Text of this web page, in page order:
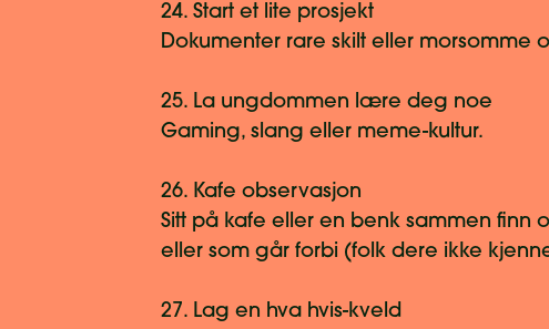
24. Start et lite prosjekt
Dokumenter rare skilt eller
25. La ungdommen lære deg noe
Gaming, slang eller meme-kultur.
26. Kafe observasjon
Sitt på kafe eller en benk sammen finn
eller som går forbi (folk dere ikke
27. Lag en hva hvis-kveld